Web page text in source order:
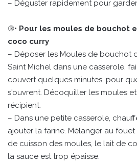
– Déguster rapidement pour
③• Pour les moules de bouchot
coco curry
– Déposer les Moules de bouchot
Saint Michel dans une casserole,
couvert quelques minutes, pour
s'ouvrent. Décoquiller les moules
récipient.
– Dans une petite casserole,
ajouter la farine. Mélanger au
de cuisson des moules, le lait de
la sauce est trop épaisse.